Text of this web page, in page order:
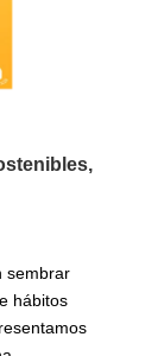
sembrar
hábitos